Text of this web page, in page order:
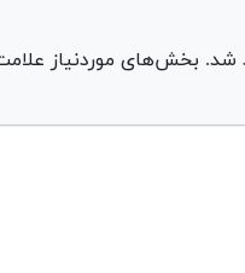
شد. بخش‌های موردنیاز